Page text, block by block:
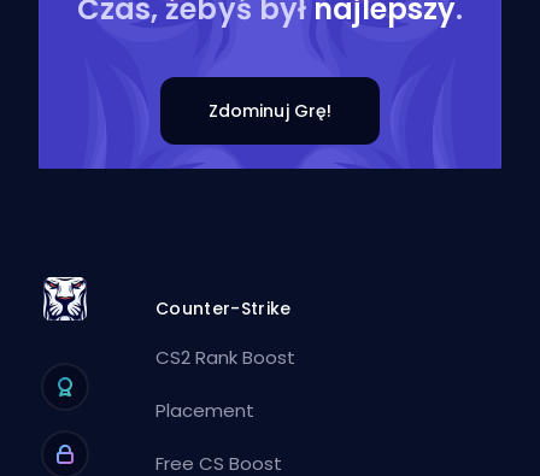
Czas, żebyś był najlepszy.
Zdominuj Grę!
Counter-Strike
CS2 Rank Boost
Placement
Free CS Boost